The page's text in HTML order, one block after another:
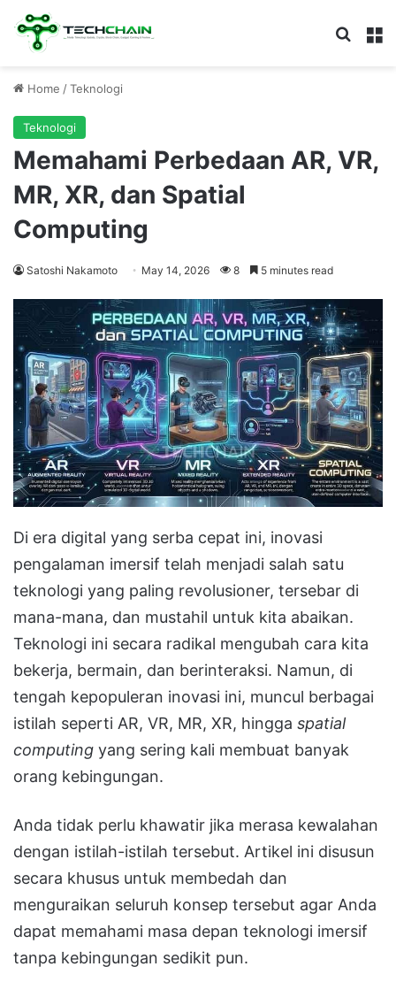
Home /Teknologi
Teknologi
Memahami Perbedaan AR, VR,
MR, XR, dan Spatial
Computing
Satoshi Nakamoto May 14, 2026 8 5 minutes read
Di era digital yang serba cepat ini, inovasi
pengalaman imersif telah menjadi salah satu
teknologi yang paling revolusioner, tersebar di
mana-mana, dan mustahil untuk kita abaikan.
Teknologi ini secara radikal mengubah cara kita
bekerja, bermain, dan berinteraksi. Namun, di
tengah kepopuleran inovasi ini, muncul berbagai
istilah seperti AR, VR, MR, XR, hingga spatial
computing yang sering kali membuat banyak
orang kebingungan.
Anda tidak perlu khawatir jika merasa kewalahan
dengan istilah-istilah tersebut. Artikel ini disusun
secara khusus untuk membedah dan
menguraikan seluruh konsep tersebut agar Anda
dapat memahami masa depan teknologi imersif
tanpa kebingungan sedikit pun.